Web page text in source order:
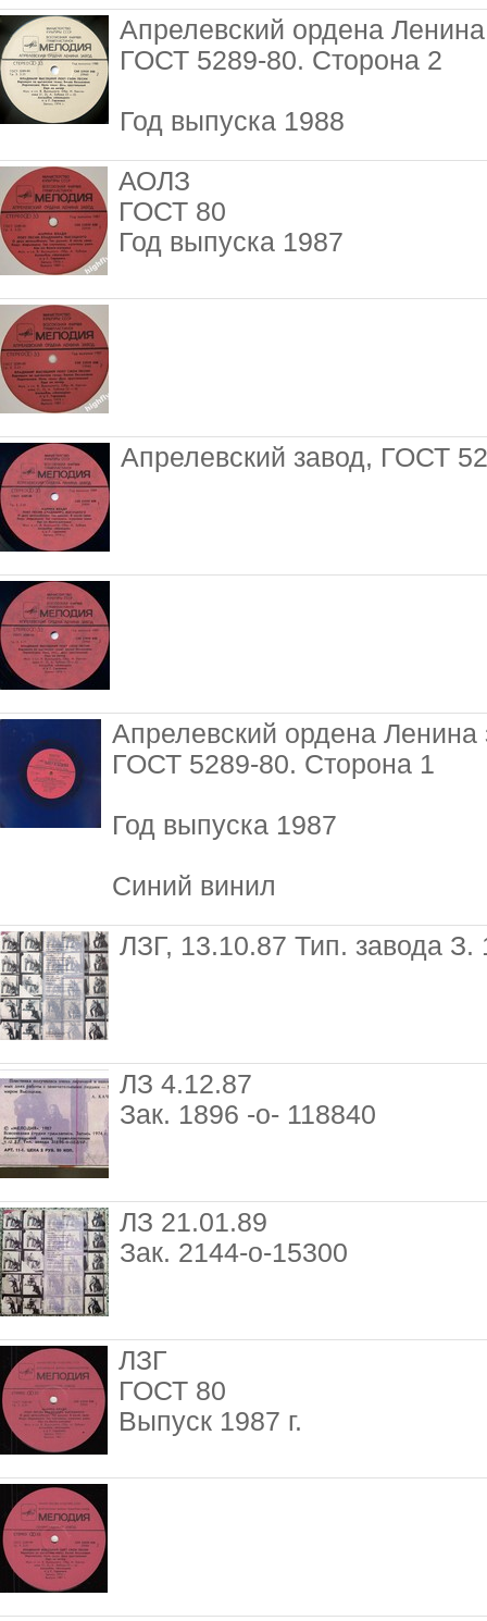
Апрелевский ордена
ГОСТ 5289-80. Сторона 2
Год выпуска 1988
АОЛЗ
ГОСТ 80
Год выпуска 1987
Апрелевский завод, ГОСТ
Апрелевский ордена Ленина
ГОСТ 5289-80. Сторона 1
Год выпуска 1987
Синий винил
ЛЗГ, 13.10.87 Тип. завода З.
ЛЗ 4.12.87
Зак. 1896 -о- 118840
ЛЗ 21.01.89
Зак. 2144-о-15300
ЛЗГ
ГОСТ 80
Выпуск 1987 г.